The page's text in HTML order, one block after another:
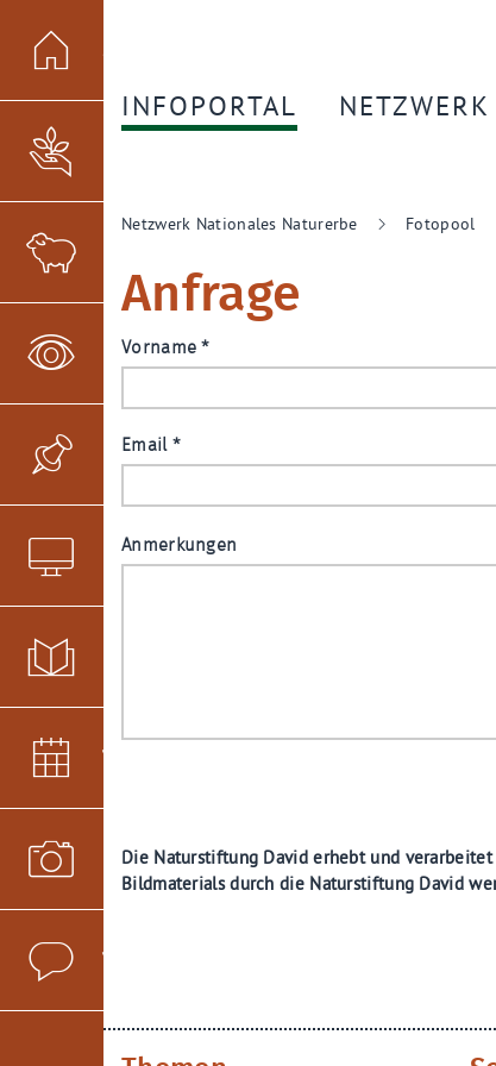
INFOPORTAL NETZWERK
Startseite
Monitoring
Monitoring-Börse
LieMaS & LieGeo
Veranstaltungen
Fotopool
Verteiler
Netzwerk Nationales Naturerbe Fotopool
Anfrage
Vorname*
Email *
Anmerkungen
Die Naturstiftung David erhebt und
Bildmaterials durch die Naturstiftung David